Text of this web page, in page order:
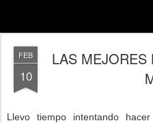
FEB
10
LAS MEJORES
Llevo tiempo intentando